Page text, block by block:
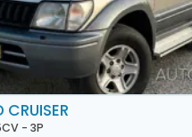
- 3P